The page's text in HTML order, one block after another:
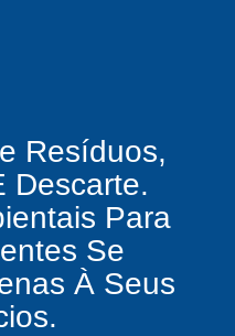
esperando para
de resíduos
garantir segurança
Brasil
de resíduos
ambiente e
Resíduos,
Descarte.
Para
Se
À Seus